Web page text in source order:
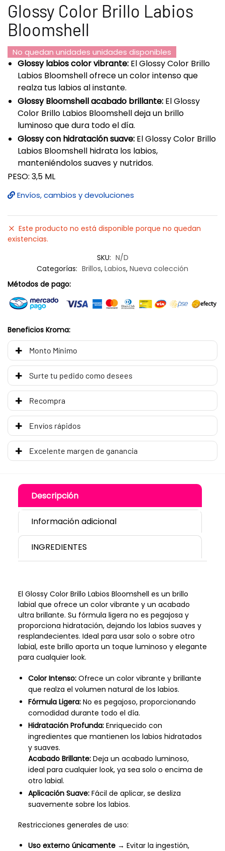
Glossy Color Brillo Labios
Bloomshell
No quedan unidades unidades disponibles
Glossy labios color vibrante: El Glossy Color Brillo
Labios Bloomshell ofrece un color intenso que
realza tus labios al instante.
Glossy Bloomshell acabado brillante: El Glossy
Color Brillo Labios Bloomshell deja un brillo
luminoso que dura todo el día.
Glossy con hidratación suave: El Glossy Color Brillo
Labios Bloomshell hidrata los labios,
manteniéndolos suaves y nutridos.
PESO: 3,5 ML
Envíos, cambios y devoluciones
Este producto no está disponible porque no quedan
existencias.
SKU: N/D
Categorías: Brillos, Labios, Nueva colección
Métodos de pago:
Beneficios Kroma:
Monto Mínimo
Surte tu pedido como desees
Recompra
Envíos rápidos
Excelente margen de ganancia
Descripción
Información adicional
INGREDIENTES
El Glossy Color Brillo Labios Bloomshell es un brillo
labial que ofrece un color vibrante y un acabado
ultra brillante. Su fórmula ligera no es pegajosa y
proporciona hidratación, dejando los labios suaves y
resplandecientes. Ideal para usar solo o sobre otro
labial, este brillo aporta un toque luminoso y elegante
para cualquier look.
Color Intenso:Ofrece un color vibrante y brillante
que realza el volumen natural de los labios.
Fórmula Ligera:No es pegajoso, proporcionando
comodidad durante todo el día.
Hidratación Profunda:Enriquecido con
ingredientes que mantienen los labios hidratados
y suaves.
Acabado Brillante:Deja un acabado luminoso,
ideal para cualquier look, ya sea solo o encima de
otro labial.
Aplicación Suave:Fácil de aplicar, se desliza
suavemente sobre los labios.
Restricciones generales de uso:
Uso externo únicamente → Evitar la ingestión,